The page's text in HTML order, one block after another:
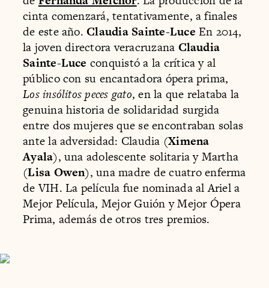
cinta comenzará, tentativamente, a finales
de este año.Claudia Sainte-Luce En 2014,
la joven directora veracruzana Claudia
Sainte-Luce conquistó a la crítica y al
público con su encantadora ópera prima,
Los insólitos peces gato, en la que relataba la
genuina historia de solidaridad surgida
entre dos mujeres que se encontraban solas
ante la adversidad: Claudia (Ximena
Ayala), una adolescente solitaria y Martha
(Lisa Owen), una madre de cuatro enferma
de VIH. La película fue nominada al Ariel a
Mejor Película, Mejor Guión y Mejor Ópera
Prima, además de otros tres premios.